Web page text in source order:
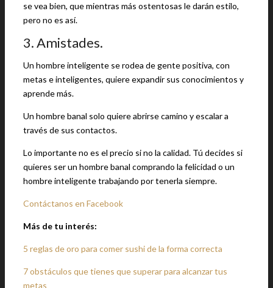
se vea bien, que mientras más ostentosas le darán estilo,
pero no es así.
3. Amistades.
Un hombre inteligente se rodea de gente positiva, con
metas e inteligentes, quiere expandir sus conocimientos y
aprende más.
Un hombre banal solo quiere abrirse camino y escalar a
través de sus contactos.
Lo importante no es el precio si no la calidad. Tú decides si
quieres ser un hombre banal comprando la felicidad o un
hombre inteligente trabajando por tenerla siempre.
Contáctanos en Facebook
Más de tu interés:
5 reglas de oro para comer sushi de la forma correcta
7 obstáculos que tienes que superar para alcanzar tus
metas